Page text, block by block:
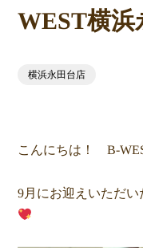
WEST横浜
横浜永田台店
こんにちは！ B-
9月にお迎えいただ